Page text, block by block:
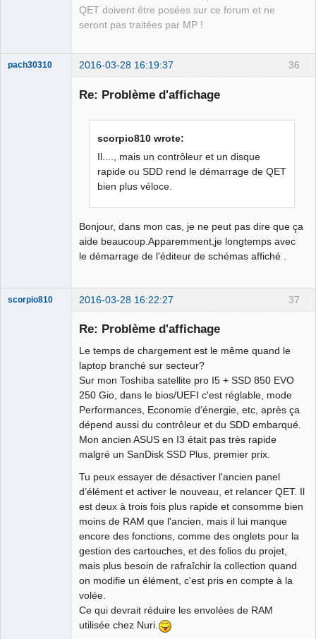
QET doivent être posées sur ce forum et ne
seront pas traitées par MP !
36
pach30310 2016-03-28 16:19:37
Re: Problème d'affichage
scorpio810 wrote:
Il...., mais un contrôleur et un disque
rapide ou SDD rend le démarrage de QET
bien plus véloce.
Bonjour, dans mon cas, je ne peut pas dire que ça
aide beaucoup.Apparemment,je longtemps avec
le démarrage de l'éditeur de schémas affiché .
37
scorpio810 2016-03-28 16:22:27
Re: Problème d'affichage
Le temps de chargement est le même quand le
laptop branché sur secteur?
Sur mon Toshiba satellite pro I5 + SSD 850 EVO
250 Gio, dans le bios/UEFI c'est réglable, mode
Performances, Economie d’énergie, etc, après ça
dépend aussi du contrôleur et du SDD embarqué.
Mon ancien ASUS en I3 était pas très rapide
malgré un SanDisk SSD Plus, premier prix.
Tu peux essayer de désactiver l'ancien panel
d’élément et activer le nouveau, et relancer QET. Il
est deux à trois fois plus rapide et consomme bien
moins de RAM que l'ancien, mais il lui manque
encore des fonctions, comme des onglets pour la
gestion des cartouches, et des folios du projet,
mais plus besoin de rafraîchir la collection quand
on modifie un élément, c'est pris en compte à la
volée.
Ce qui devrait réduire les envolées de RAM
utilisée chez Nuri.